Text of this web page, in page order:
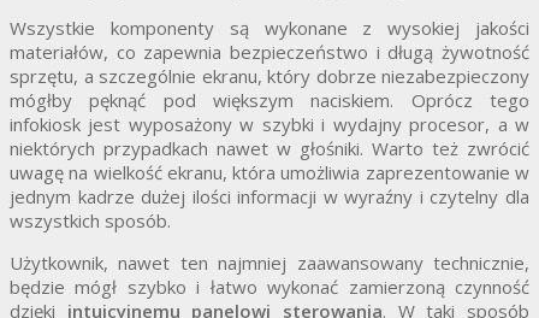
Wszystkie komponenty są wykonane z wysokiej jakości
materiałów, co zapewnia bezpieczeństwo i długą żywotność
sprzętu, a szczególnie ekranu, który dobrze niezabezpieczony
mógłby pęknąć pod większym naciskiem. Oprócz tego
infokiosk jest wyposażony w szybki i wydajny procesor, a w
niektórych przypadkach nawet w głośniki. Warto też zwrócić
uwagę na wielkość ekranu, która umożliwia zaprezentowanie w
jednym kadrze dużej ilości informacji w wyraźny i czytelny dla
wszystkich sposób.
Użytkownik, nawet ten najmniej zaawansowany technicznie,
będzie mógł szybko i łatwo wykonać zamierzoną czynność
dzięki intuicyjnemu panelowi sterowania. W taki sposób